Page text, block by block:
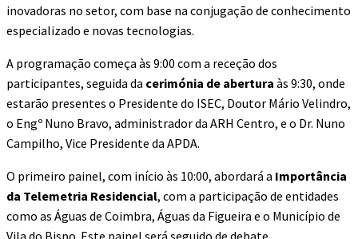
inovadoras no setor, com base na conjugação de conhecimento
especializado e novas tecnologias.
A programação começa às 9:00 com a receção dos
participantes, seguida da cerimónia de abertura às 9:30, onde
estarão presentes o Presidente do ISEC, Doutor Mário Velindro,
o Engº Nuno Bravo, administrador da ARH Centro, e o Dr. Nuno
Campilho, Vice Presidente da APDA.
O primeiro painel, com início às 10:00, abordará a Importância
da Telemetria Residencial, com a participação de entidades
como as Águas de Coimbra, Águas da Figueira e o Município de